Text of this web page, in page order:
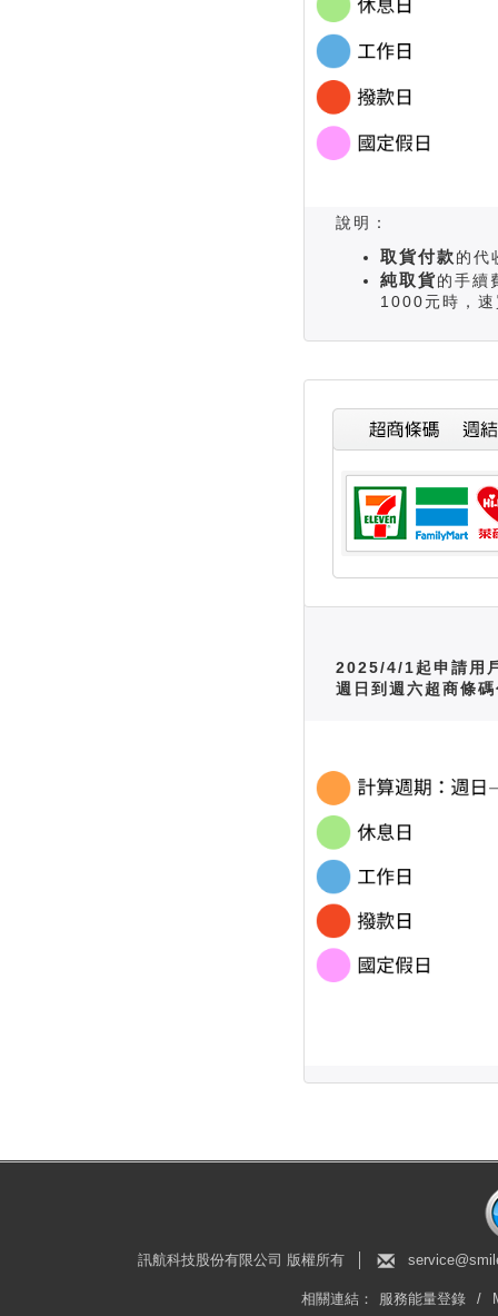
說明：
取貨付款的代
純取貨的手續
1000元時，
2025/4/1起申請用
週日到週六超商條
訊航科技股份有限公司 版權所有
/
服務能量登錄
相關連結：